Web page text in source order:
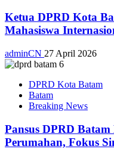
Ketua DPRD Kota
Mahasiswa
adminCN 27 April 2026
DPRD Kota Batam
Batam
Breaking News
Pansus DPRD
Perumahan, Fokus